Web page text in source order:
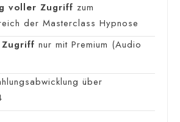
voller Zugriff zum
der Masterclass Hypnose
nur mit Premium (Audio
über